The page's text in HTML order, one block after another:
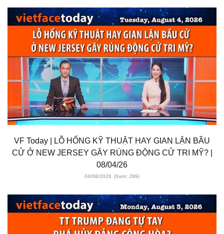
VF Today | LỖ HỔNG KỸ THUẬT HAY GIAN LẬN BẦU
CỬ Ở NEW JERSEY GÂY RÚNG ĐỘNG CỬ TRI MỸ? |
08/04/26
04/08/2026 (Xem: 289)